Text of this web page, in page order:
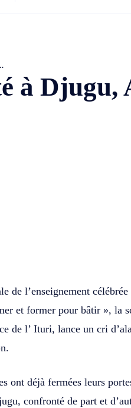
à Djugu,
de l’enseignement
et former pour bâtir », la
de l’ Ituri, lance un cri
ont déjà fermées leurs
confronté de part et